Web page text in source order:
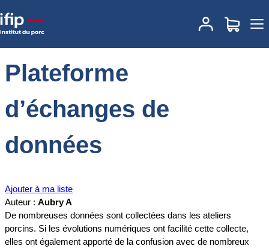
Accueil Plateforme d’échanges de données
Plateforme
d’échanges de
données
Ajouter à ma liste
Auteur : Aubry A
De nombreuses données sont collectées dans les ateliers
porcins. Si les évolutions numériques ont facilité cette collecte,
elles ont également apporté de la confusion avec de nombreux